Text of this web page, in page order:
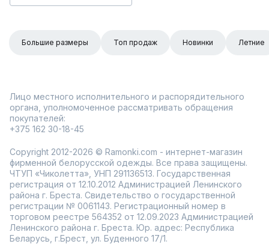
Большие размеры Топ продаж Новинки Летние
Лицо местного исполнительного и распорядительного
органа, уполномоченное рассматривать обращения
покупателей:
+375 162 30-18-45
Copyright 2012-2026 © Ramonki.com - интернет-магазин
фирменной белорусской одежды. Все права защищены.
ЧТУП «Чиколетта», УНП 291136513. Государственная
регистрация от 12.10.2012 Администрацией Ленинского
района г. Бреста. Свидетельство о государственной
регистрации № 0061143. Регистрационный номер в
торговом реестре 564352 от 12.09.2023 Администрацией
Ленинского района г. Бреста. Юр. адрес: Республика
Беларусь, г.Брест, ул. Буденного 17/1.